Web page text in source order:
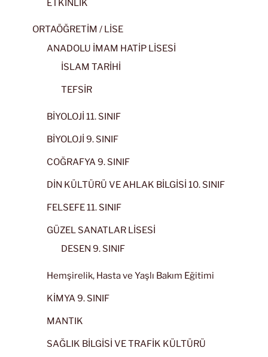
ETKİNLİK
ORTAÖĞRETİM / LİSE
ANADOLU İMAM HATİP LİSESİ
İSLAM TARİHİ
TEFSİR
BİYOLOJİ 11. SINIF
BİYOLOJİ 9. SINIF
COĞRAFYA 9. SINIF
DİN KÜLTÜRÜ VE AHLAK BİLGİSİ 10. SINIF
FELSEFE 11. SINIF
GÜZEL SANATLAR LİSESİ
DESEN 9. SINIF
Hemşirelik, Hasta ve Yaşlı Bakım Eğitimi
KİMYA 9. SINIF
MANTIK
SAĞLIK BİLGİSİ VE TRAFİK KÜLTÜRÜ